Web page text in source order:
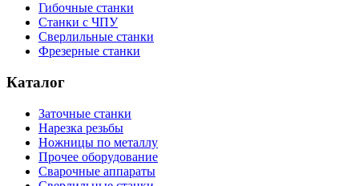
Гибочные станки
Станки с ЧПУ
Сверлильные станки
Фрезерные станки
Каталог
Заточные станки
Нарезка резьбы
Ножницы по металлу
Прочее оборудование
Сварочные аппараты